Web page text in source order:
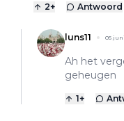
2+ Antwoord
luns11 05
Ah het
geheugen
1+